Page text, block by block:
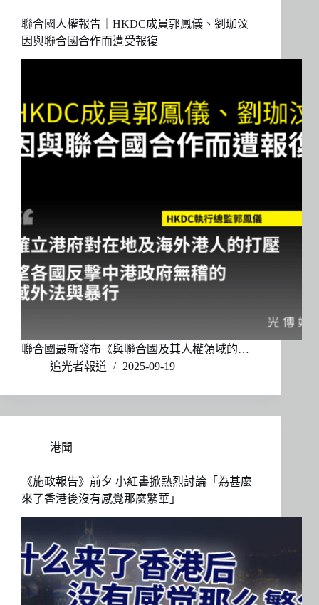
聯合國人權報告｜HKDC成員郭鳳儀、劉珈汶
因與聯合國合作而遭受報復
聯合國最新發布《與聯合國及其人權領域的…
追光者報道
2025-09-19
港聞
《施政報告》前夕 小紅書掀熱烈討論「為甚麼
來了香港後沒有感覺那麼繁華」